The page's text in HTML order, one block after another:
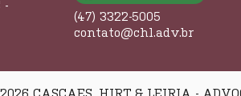
-
(47) 3322-5005
contato@chl.adv.br